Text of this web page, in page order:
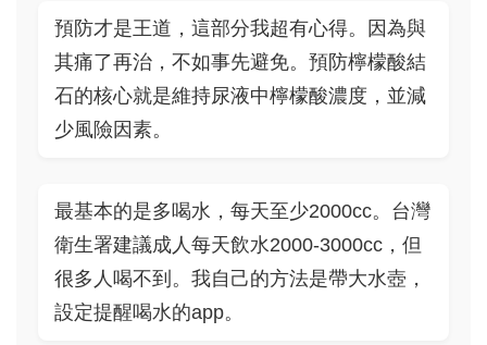
預防才是王道，這部分我超有心得。因為與
其痛了再治，不如事先避免。預防檸檬酸結
石的核心就是維持尿液中檸檬酸濃度，並減
少風險因素。
最基本的是多喝水，每天至少2000cc。台灣
衛生署建議成人每天飲水2000-3000cc，但
很多人喝不到。我自己的方法是帶大水壺，
設定提醒喝水的app。